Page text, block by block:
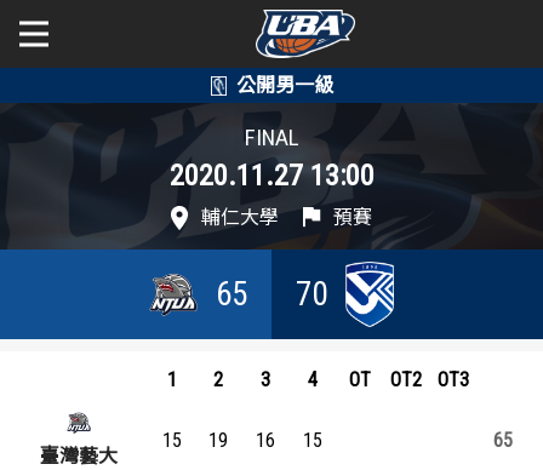
公開男一級
學年度
賽事資訊
戰績排行
球隊資訊
選手資訊
公開女一級
學年度
賽事資訊
戰績排行
球隊資訊
選手資訊
FINAL
2020.11.27 13:00
輔仁大學 預賽
65 70
1 2 3 4 OT OT2 OT3
臺灣藝大
15 19 16 15 65